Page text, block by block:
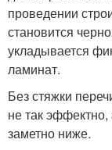
проведении
становится
укладывается
ламинат.
Без стяжки
не так эффектно,
заметно ниже.